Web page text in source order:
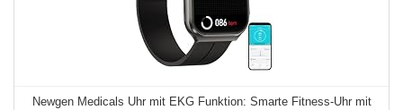
Newgen Medicals Uhr mit EKG Funktion: Smarte Fitness-Uhr mit